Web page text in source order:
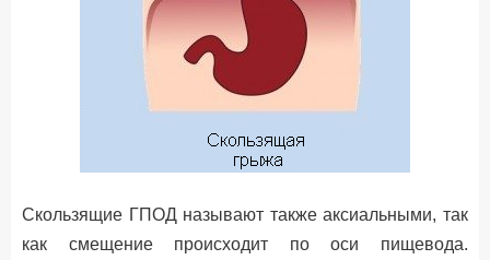
Cкользящие ГПОД называют также аксиальными, так
как смещение происходит по оси пищевода.